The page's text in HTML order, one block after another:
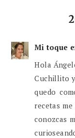
Mi toque
Hola
Cuchillito
quedo
recetas
conozcas